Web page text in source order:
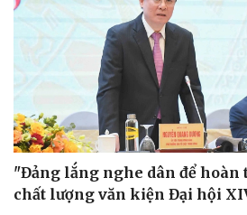
Thế giới thể thao
"Đảng lắng nghe dân để hoàn
chất lượng văn kiện Đại hội